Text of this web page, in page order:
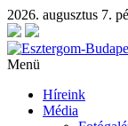
2026. augusztus 7.
Menü
Híreink
Média